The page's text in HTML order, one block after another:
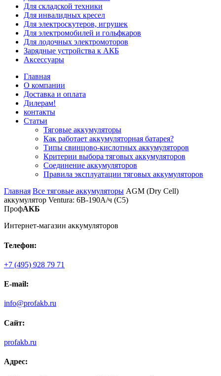
Для складской техники
Для инвалидных кресел
Для электроскутеров, игрушек
Для электромобилей и гольфкаров
Для лодочных электромоторов
Зарядные устройства к АКБ
Аксессуары
Главная
О компании
Доставка и оплата
Дилерам!
контакты
Статьи
Тяговые аккумуляторы
Как работает аккумуляторная батарея?
Типы свинцово-кислотных аккумуляторов
Критерии выбора тяговых аккумуляторов
Соединение аккумуляторов
Правила эксплуатации тяговых аккумуляторов
Главная Все тяговые аккумуляторы AGM (Dry Cell)
аккумулятор Ventura: 6В-190А/ч (С5)
ПрофАКБ
Интернет-магазин аккумуляторов
Телефон:
+7 (495) 928 79 71
E-mail:
info@profakb.ru
Сайт:
profakb.ru
Адрес: